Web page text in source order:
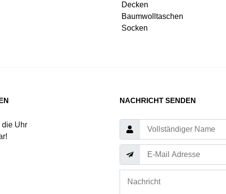
Decken
Baumwolltaschen
Socken
die Uhr
NACHRICHT SENDEN